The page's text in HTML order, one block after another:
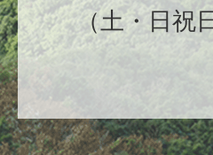
（土・日祝